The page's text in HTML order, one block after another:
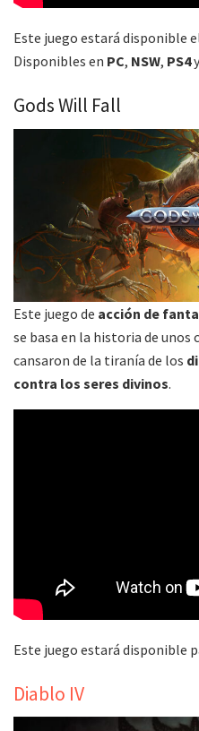
Este juego estará disponible
Disponibles en PC, NSW, PS4y
Gods Will Fall
Este juego de acción de
se basa en la historia de unos
cansaron de la tiranía de los
contra los seres divinos.
Este juego estará disponible
Diablo IV